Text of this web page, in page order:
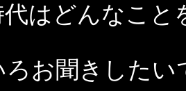
はどんなこと
ろお聞きしたい